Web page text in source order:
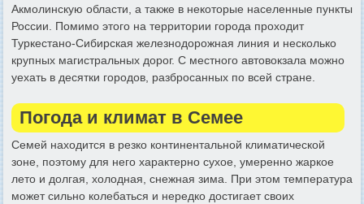
Акмолинскую области, а также в некоторые населенные пункты
России. Помимо этого на территории города проходит
Туркестано-Сибирская железнодорожная линия и несколько
крупных магистральных дорог. С местного автовокзала можно
уехать в десятки городов, разбросанных по всей стране.
Погода и климат в Семее
Семей находится в резко континентальной климатической
зоне, поэтому для него характерно сухое, умеренно жаркое
лето и долгая, холодная, снежная зима. При этом температура
может сильно колебаться и нередко достигает своих